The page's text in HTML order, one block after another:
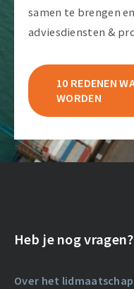
samen te brengen
adviesdiensten &
10 REDENEN
WORDEN
Heb je nog vragen?
Over het lidmaatschap